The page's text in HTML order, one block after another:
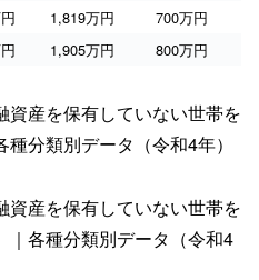
1,819万円
700万円
1,905万円 800万円
資産を保有していない世帯を
分類別データ（令和4年）
資産を保有していない世帯を
｜各種分類別データ（令和4